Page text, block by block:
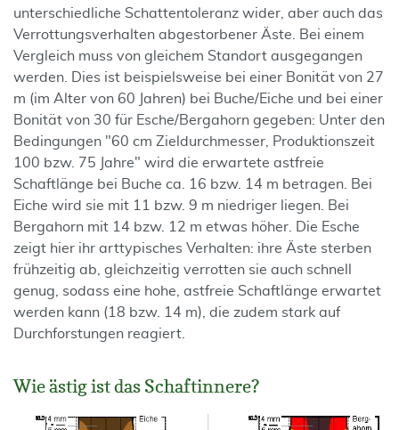
unterschiedliche Schattentoleranz wider, aber auch das
Verrottungsverhalten abgestorbener Äste. Bei einem
Vergleich muss von gleichem Standort ausgegangen
werden. Dies ist beispielsweise bei einer Bonität von 27
m (im Alter von 60 Jahren) bei Buche/Eiche und bei einer
Bonität von 30 für Esche/Bergahorn gegeben: Unter den
Bedingungen "60 cm Zieldurchmesser, Produktionszeit
100 bzw. 75 Jahre" wird die erwartete astfreie
Schaftlänge bei Buche ca. 16 bzw. 14 m betragen. Bei
Eiche wird sie mit 11 bzw. 9 m niedriger liegen. Bei
Bergahorn mit 14 bzw. 12 m etwas höher. Die Esche
zeigt hier ihr arttypisches Verhalten: ihre Äste sterben
frühzeitig ab, gleichzeitig verrotten sie auch schnell
genug, sodass eine hohe, astfreie Schaftlänge erwartet
werden kann (18 bzw. 14 m), die zudem stark auf
Durchforstungen reagiert.
Wie ästig ist das Schaftinnere?